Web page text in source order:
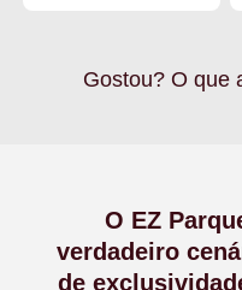
Gostou? O que
O EZ
verdadeiro
de